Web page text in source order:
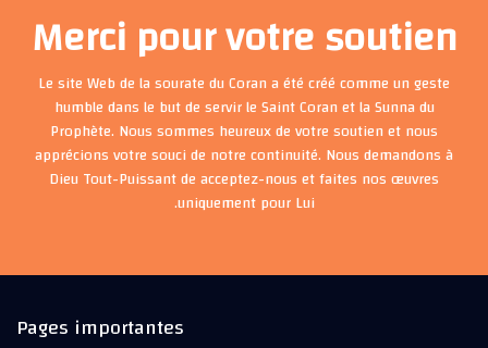
Merci pour votre soutien
Le site Web de la sourate du Coran a été créé comme un geste
humble dans le but de servir le Saint Coran et la Sunna du
Prophète. Nous sommes heureux de votre soutien et nous
apprécions votre souci de notre continuité. Nous demandons à
Dieu Tout-Puissant de acceptez-nous et faites nos œuvres
uniquement pour Lui.
Pages importantes